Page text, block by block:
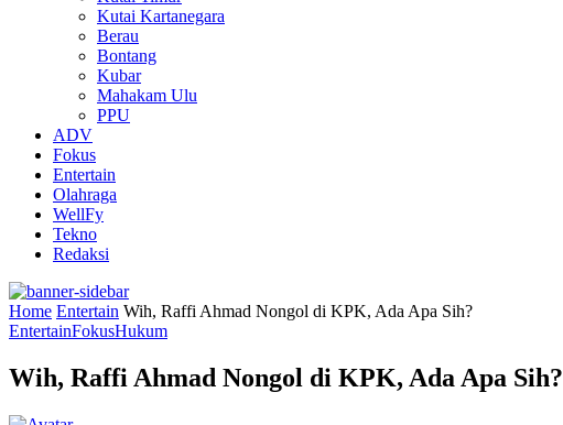
Kutai Kartanegara
Berau
Bontang
Kubar
Mahakam Ulu
PPU
ADV
Fokus
Entertain
Olahraga
WellFy
Tekno
Redaksi
Home Entertain Wih, Raffi Ahmad Nongol di KPK, Ada Apa Sih?
EntertainFokusHukum
Wih, Raffi Ahmad Nongol di KPK, Ada Apa Sih?